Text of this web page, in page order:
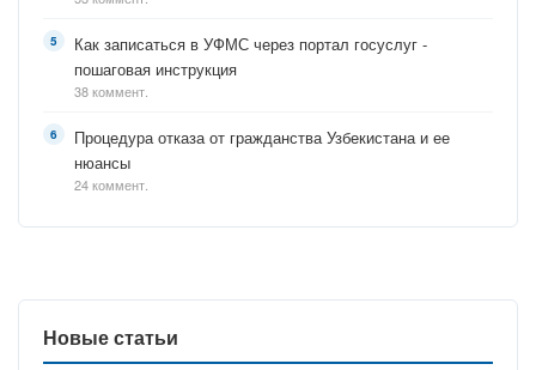
Как записаться в УФМС через портал госуслуг -
пошаговая инструкция
38 коммент.
Процедура отказа от гражданства Узбекистана и ее
нюансы
24 коммент.
Новые статьи